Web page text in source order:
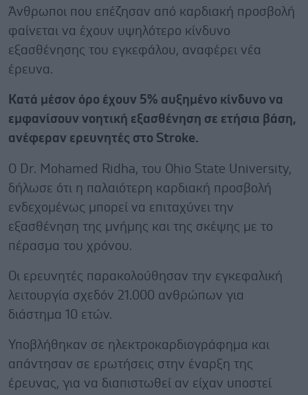
Άνθρωποι που επέζησαν από καρδιακή προσβολή
φαίνεται να έχουν υψηλότερο κίνδυνο
εξασθένησης του εγκεφάλου, αναφέρει νέα
έρευνα.
Κατά μέσον όρο έχουν 5% αυξημένο κίνδυνο να
εμφανίσουν νοητική εξασθένηση σε ετήσια βάση,
ανέφεραν ερευνητές στο Stroke.
Ο Dr. Mohamed Ridha, του Ohio State University,
δήλωσε ότι η παλαιότερη καρδιακή προσβολή
ενδεχομένως μπορεί να επιταχύνει την
εξασθένηση της μνήμης και της σκέψης με το
πέρασμα του χρόνου.
Οι ερευνητές παρακολούθησαν την εγκεφαλική
λειτουργία σχεδόν 21.000 ανθρώπων για
διάστημα 10 ετών.
Υποβλήθηκαν σε ηλεκτροκαρδιογράφημα και
απάντησαν σε ερωτήσεις στην έναρξη της
έρευνας, για να διαπιστωθεί αν είχαν υποστεί